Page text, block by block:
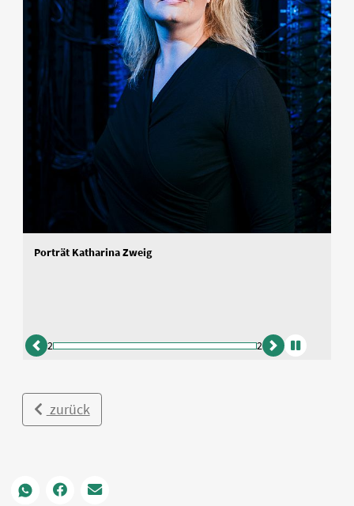
Porträt Katharina Zweig
zurück
2 2 vor
zurück